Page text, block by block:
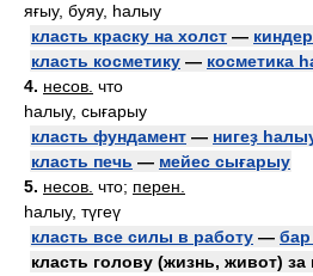
яғыу, буяу, һалыу
класть краску на холст —
класть косметику — косметика
4. несов. что
һалыу, сығарыу
класть фундамент — нигеҙ
класть печь — мейес сығарыу
5. несов. что; перен.
һалыу, түгеү
класть все силы в работу —
класть голову (жизнь, живот)